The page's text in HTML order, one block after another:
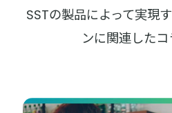
SSTの製品によって実現
ンに関連したコ